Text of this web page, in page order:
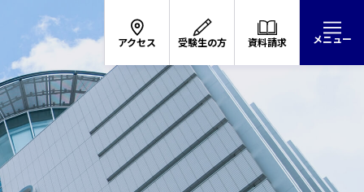
アクセス 受験生の方 資料請求 メニュー